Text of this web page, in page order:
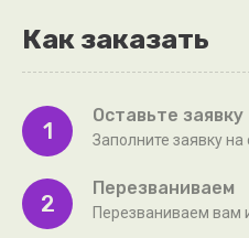
Как заказать
1
Оставьте заявку
Заполните заявку
2
Перезваниваем
Перезваниваем вам